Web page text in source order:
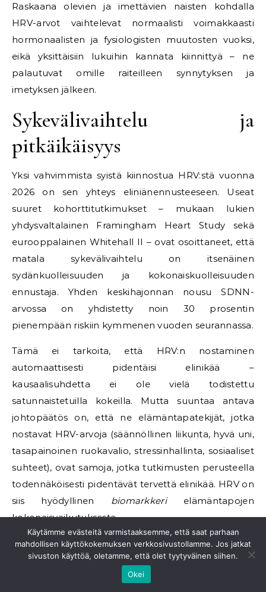
Raskaana olevien ja imettävien naisten kohdalla
HRV-arvot vaihtelevat normaalisti voimakkaasti
hormonaalisten ja fysiologisten muutosten vuoksi,
eikä yksittäisiin lukuihin kannata kiinnittyä – ne
palautuvat omille raiteilleen synnytyksen ja
imetyksen jälkeen.
Sykevälivaihtelu ja
pitkäikäisyys
Yksi vahvimmista syistä kiinnostua HRV:stä vuonna
2026 on sen yhteys eliniänennusteeseen. Useat
suuret kohorttitutkimukset – mukaan lukien
yhdysvaltalainen Framingham Heart Study sekä
eurooppalainen Whitehall II – ovat osoittaneet, että
matala sykevälivaihtelu on itsenäinen
sydänkuolleisuuden ja kokonaiskuolleisuuden
ennustaja. Yhden keskihajonnan nousu SDNN-
arvossa on yhdistetty noin 30 prosentin
pienempään riskiin kymmenen vuoden seurannassa.
Tämä ei tarkoita, että HRV:n nostaminen
automaattisesti pidentäisi elinikää –
kausaalisuhdetta ei ole vielä todistettu
satunnaistetuilla kokeilla. Mutta suuntaa antava
johtopäätös on, että ne elämäntapatekijät, jotka
nostavat HRV-arvoja (säännöllinen liikunta, hyvä uni,
tasapainoinen ruokavalio, stressinhallinta, sosiaaliset
suhteet), ovat samoja, jotka tutkimusten perusteella
todennäköisesti pidentävät tervettä elinikää. HRV on
siis hyödyllinen biomarkkerielämäntapojen
kokonaisvaikutuksesta.
HRV-mittauksen tulevaisuus
2026 ja eteenpäin
Käytämme evästeitä varmistaaksemme, että saat parhaan
mahdollisen käyttökokemuksen verkkosivustollamme. Jos jatkat
sivuston käyttöä, oletamme, että olet tyytyväinen siihen.
Okei